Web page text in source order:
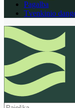
Pagalba
Tvenkinio